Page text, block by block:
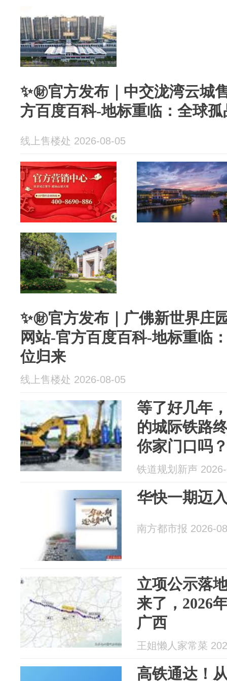
✨㊖官方发布｜中交泷湾云城
方百度百科-地标重临：全球
线上售楼处 2026-08-05
✨㊖官方发布｜广佛新世界庄
网站-官方百度百科-地标重临
位归来
线上售楼处 2026-08-05
等了好几年
的城际铁路
你家门口吗
铁道规划新声
华快一期迈
南方都市报 2026-
立项公示落
来了，2026
广西
王姐懒人家常菜
高铁通达！